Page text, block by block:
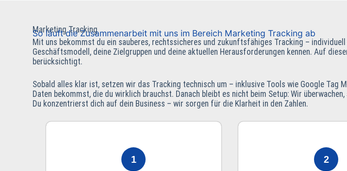
Marketing Tracking
So läuft die Zusammenarbeit mit uns im Bereich Marketing Tracking ab
Mit uns bekommst du ein sauberes, rechtssicheres und zukunftsfähiges Tracking –
Geschäftsmodell, deine Zielgruppen und deine aktuellen Herausforderungen kennen. Auf
berücksichtigt.
Sobald alles klar ist, setzen wir das Tracking technisch um – inklusive Tools wie Google Tag
Daten bekommst, die du wirklich brauchst. Danach bleibt es nicht beim Setup: Wir
Du konzentrierst dich auf dein Business – wir sorgen für die Klarheit in den Zahlen.
1 2